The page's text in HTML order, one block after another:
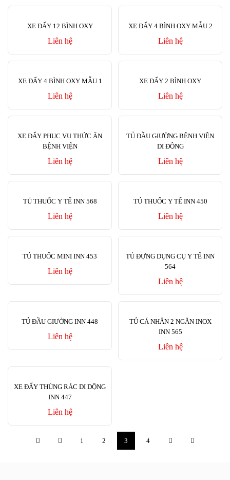
XE ĐẨY 12 BÌNH OXY
Liên hệ
XE ĐẨY 4 BÌNH OXY MẪU 2
Liên hệ
XE ĐẨY 4 BÌNH OXY MẪU 1
Liên hệ
XE ĐẨY 2 BÌNH OXY
Liên hệ
XE ĐẨY PHỤC VỤ THỨC ĂN
BỆNH VIỆN
Liên hệ
TỦ ĐẦU GIƯỜNG BỆNH VIỆN
DI ĐỘNG
Liên hệ
TỦ THUỐC Y TẾ INN 568
Liên hệ
TỦ THUỐC Y TẾ INN 450
Liên hệ
TỦ THUỐC MINI INN 453
Liên hệ
TỦ ĐỰNG DỤNG CỤ Y TẾ INN
564
Liên hệ
TỦ ĐẦU GIƯỜNG INN 448
Liên hệ
TỦ CÁ NHÂN 2 NGĂN INOX
INN 565
Liên hệ
XE ĐẨY THÙNG RÁC DI DỘNG
INN 447
Liên hệ
1 2 3 4